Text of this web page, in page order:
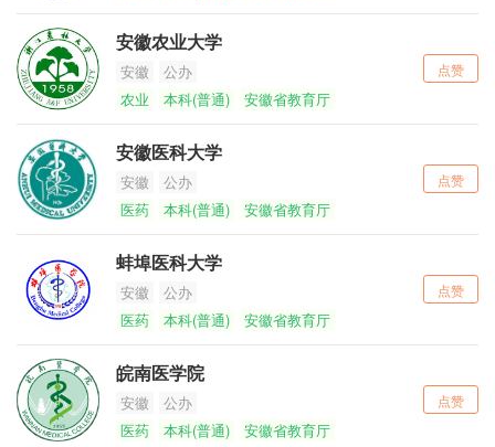
安徽农业大学
安徽
公办
农业
本科(普通) 安徽省教育厅
点赞
安徽医科大学
安徽
公办
医药
本科(普通) 安徽省教育厅
点赞
蚌埠医科大学
安徽
公办
医药
本科(普通) 安徽省教育厅
点赞
皖南医学院
安徽
公办
医药
本科(普通) 安徽省教育厅
点赞